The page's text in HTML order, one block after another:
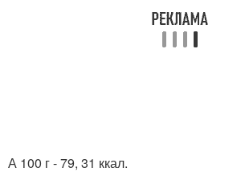
А 100 г - 79, 31 ккал.